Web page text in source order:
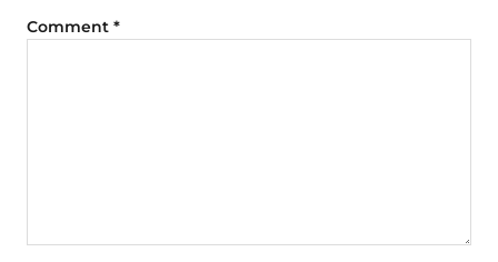
Comment *